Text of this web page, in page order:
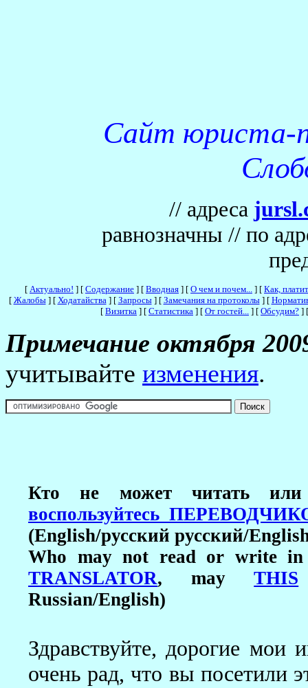
Сайт юриста-
// адреса
равнозначны // по
[ Актуально! ] [ Содержание ] [ Вводная ] [ О чем и почем... ] [ Как,
[ Жалобы] [ Ходатайства] [ Запросы] [ Замечания на протоколы] [
[ Визитка ] [ Статистика ] [ От гостей... ] [ Обсудим? ]
Примечание октября
учитывайте изменения.
Кто не может читать или
воспользуйтесь
(English/русский русский/
Who may not read or write
TRANSLATOR, mayTHIS
Russian/English)
Здравствуйте, дорогие мои
очень рад, что вы посетили